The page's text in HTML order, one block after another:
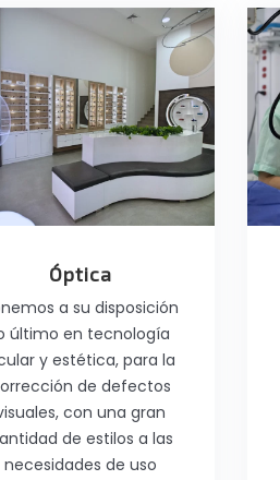
Óptica
a su disposición
último en tecnología
y estética, para la
de defectos
con una gran
de estilos a las
necesidades de uso